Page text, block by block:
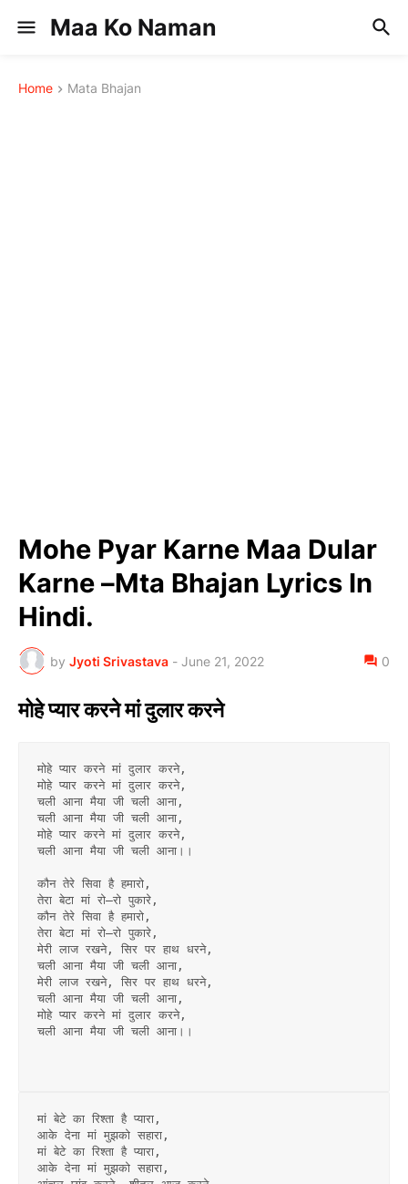
Maa Ko Naman
Home Mata Bhajan
Mohe Pyar Karne Maa Dular
Karne –Mta Bhajan Lyrics In
Hindi.
by Jyoti Srivastava - June 21, 2022 0
मोहे प्यार करने मां दुलार करने
मोहे प्यार करने मां दुलार करने,
मोहे प्यार करने मां दुलार करने,
चली आना मैया जी चली आना,
चली आना मैया जी चली आना,
मोहे प्यार करने मां दुलार करने,
चली आना मैया जी चली आना।।
कौन तेरे सिवा है हमारो,
तेरा बेटा मां रो–रो पुकारे,
कौन तेरे सिवा है हमारो,
तेरा बेटा मां रो–रो पुकारे,
मेरी लाज रखने, सिर पर हाथ धरने,
चली आना मैया जी चली आना,
मेरी लाज रखने, सिर पर हाथ धरने,
चली आना मैया जी चली आना,
मोहे प्यार करने मां दुलार करने,
चली आना मैया जी चली आना।।
मां बेटे का रिश्ता है प्यारा,
आके देना मां मुझको सहारा,
मां बेटे का रिश्ता है प्यारा,
आके देना मां मुझको सहारा,